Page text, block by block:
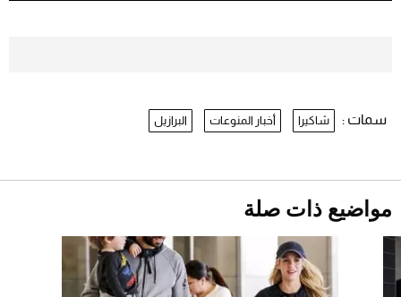
Comeback" في جدة (فيديو)
2026-07-25
سمات : شاكيرا أخبار المنوعات البرازيل
مواضيع ذات صلة